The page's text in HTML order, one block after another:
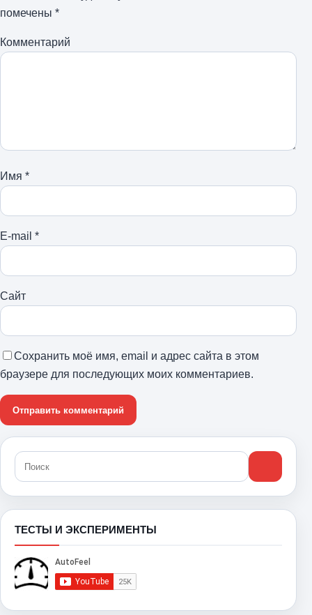
помечены *
Комментарий
Имя *
E-mail *
Сайт
Сохранить моё имя, email и адрес сайта в этом
браузере для последующих моих комментариев.
ТЕСТЫ И ЭКСПЕРИМЕНТЫ